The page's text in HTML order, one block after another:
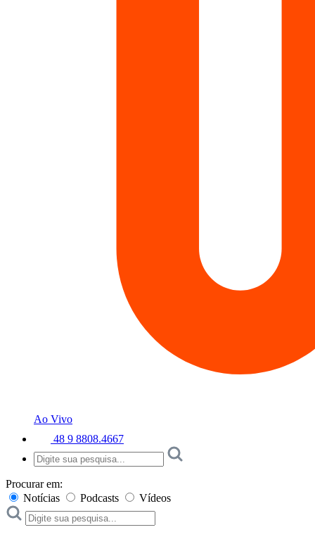
Ao Vivo
48 9 8808.4667
Procurar em:
Notícias
Podcasts Vídeos